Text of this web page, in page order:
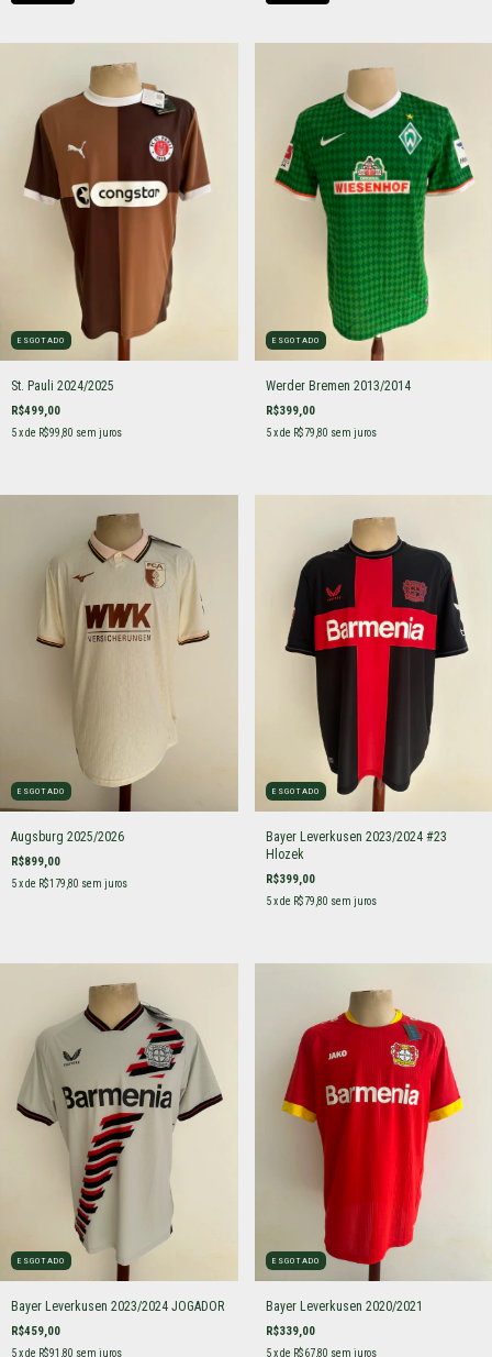
ESGOTADO
St. Pauli 2024/2025
R$499,00
5x de R$99,80 sem juros
ESGOTADO
Werder Bremen 2013/2014
R$399,00
5 x de R$79,80 sem juros
ESGOTADO
Augsburg 2025/2026
R$899,00
5x de R$179,80 sem juros
ESGOTADO
Bayer Leverkusen 2023/2024 #23
Hlozek
R$399,00
5 x de R$79,80 sem juros
ESGOTADO
Bayer Leverkusen 2023/2024 JOGADOR
R$459,00
5x de R$91,80 sem juros
ESGOTADO
Bayer Leverkusen 2020/2021
R$339,00
5 x de R$67,80 sem juros